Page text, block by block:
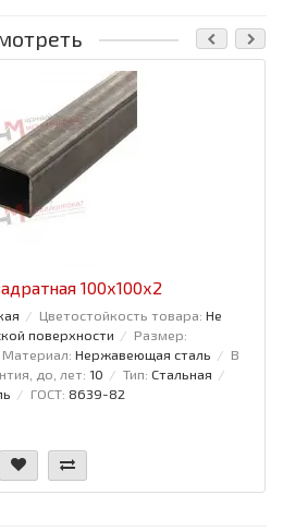
100x100x2
Цветостойкость товара: Не
поверхности
Размер:
Материал: Нержавеющая сталь
В
до, лет: 10 Тип: Стальная
ГОСТ: 8639-82